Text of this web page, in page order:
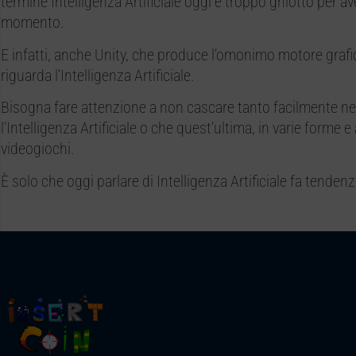
momento.
E infatti, anche Unity, che produce l’omonimo motore
riguarda l’Intelligenza Artificiale.
Bisogna fare attenzione a non cascare tanto facilmente
l’Intelligenza Artificiale o che quest’ultima, in varie
videogiochi.
È solo che oggi parlare di Intelligenza Artificiale fa